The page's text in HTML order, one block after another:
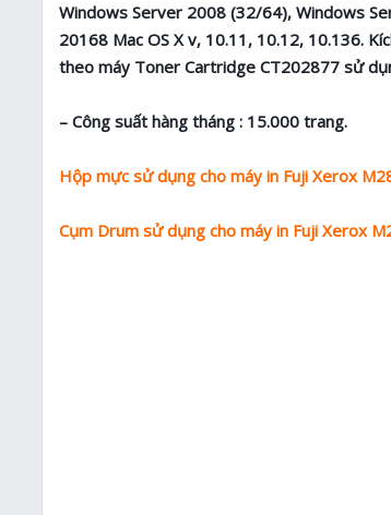
Windows Server 2008 (32/64), Windows
20168 Mac OS X v, 10.11, 10.12, 10.136.
theo máy Toner Cartridge CT202877 sử
– Công suất hàng tháng : 15.000 trang.
Hộp mực sử dụng cho máy in Fuji Xerox
Cụm Drum sử dụng cho máy in Fuji Xerox